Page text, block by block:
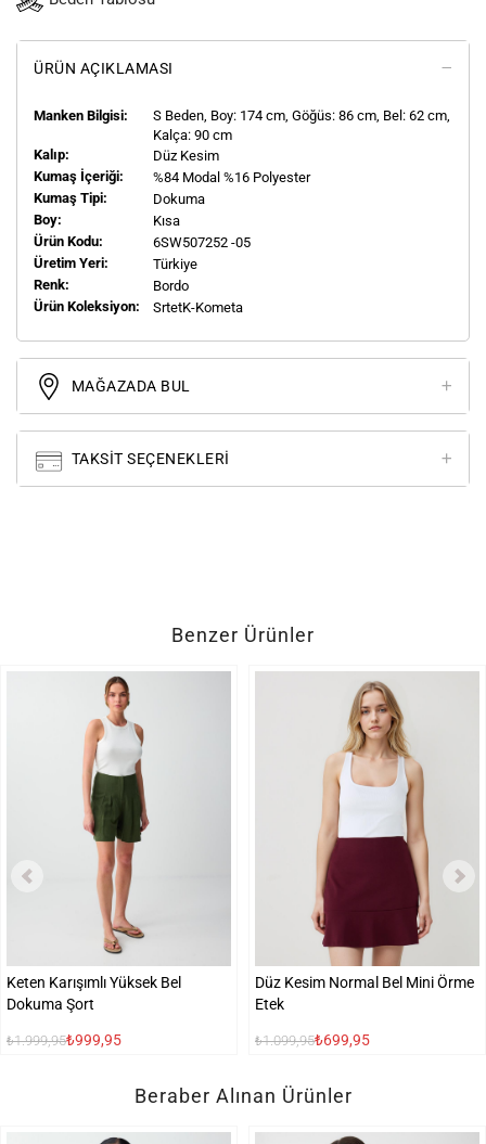
ÜRÜN AÇIKLAMASI
Manken Bilgisi: S Beden, Boy: 174 cm, Göğüs: 86 cm, Bel: 62 cm,
Kalça: 90 cm
Kalıp:
Düz Kesim
Kumaş İçeriği:
%84 Modal %16 Polyester
Kumaş Tipi:
Dokuma
Boy:
Kısa
Ürün Kodu:
6SW507252 -05
Üretim Yeri:
Türkiye
Renk:
Bordo
Ürün Koleksiyon:
SrtetK-Kometa
MAĞAZADA BUL
TAKSIT SEÇENEKLERI
Benzer Ürünler
Keten Karışımlı Yüksek Bel
Dokuma Şort
₺1.999,95₺999,95
Düz Kesim Normal Bel Mini Örme
Etek
₺1.099,95₺699,95
Beraber Alınan Ürünler